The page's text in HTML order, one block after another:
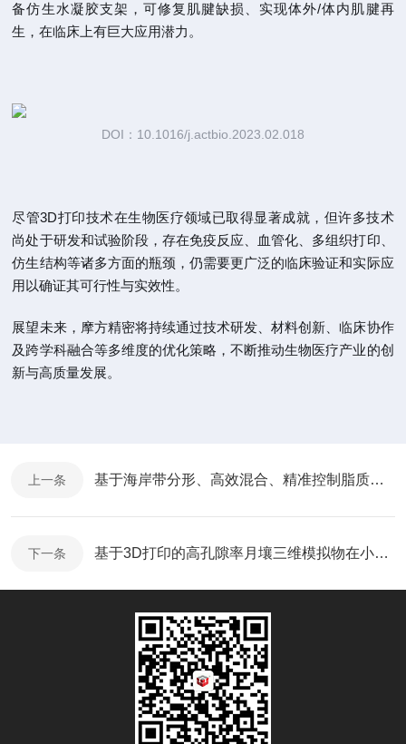
备仿生水凝胶支架，可修复肌腱缺损、实现体外/体内肌腱再
生，在临床上有巨大应用潜力。
DOI：10.1016/j.actbio.2023.02.018
尽管3D打印技术在生物医疗领域已取得显著成就，但许多技术
尚处于研发和试验阶段，存在免疫反应、血管化、多组织打印、
仿生结构等诸多方面的瓶颈，仍需要更广泛的临床验证和实际应
用以确证其可行性与实效性。
展望未来，摩方精密将持续通过技术研发、材料创新、临床协作
及跨学科融合等多维度的优化策略，不断推动生物医疗产业的创
新与高质量发展。
上一条 基于海岸带分形、高效混合、精准控制脂质体制备的壁式微混合器
下一条 基于3D打印的高孔隙率月壤三维模拟物在小相位角下的光散射特性研究